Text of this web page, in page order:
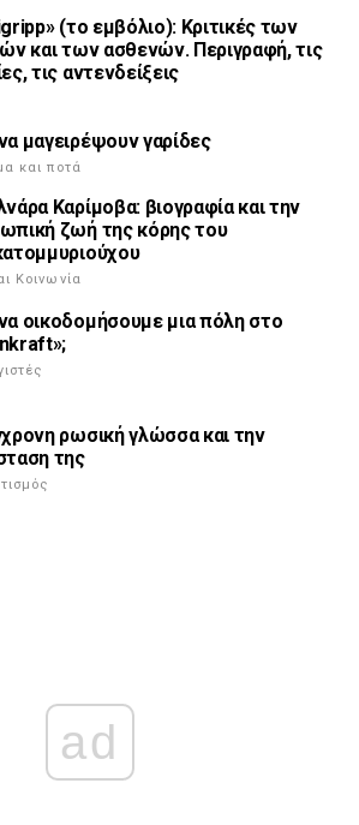
(το εμβόλιο): Κριτικές των
και των ασθενών. Περιγραφή, τις
τις αντενδείξεις
μαγειρέψουν γαρίδες
και ποτά
Καρίμοβα: βιογραφία και την
ζωή της κόρης του
Κοινωνία
οικοδομήσουμε μια πόλη στο
ρωσική γλώσσα και την
της
ad